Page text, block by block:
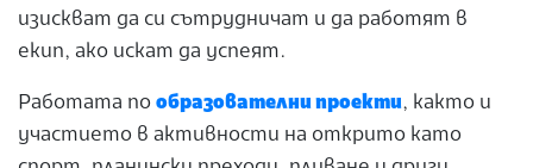
изискват да си сътрудничат и да работят в
екип, ако искат да успеят.
Работата по образователни проекти, както и
участието в активности на открито като